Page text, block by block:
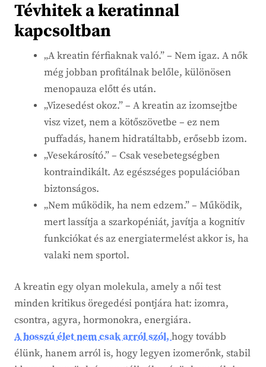
Tévhitek a keratinnal
kapcsoltban
„A kreatin férfiaknak való.” – Nem igaz. A nők
még jobban profitálnak belőle, különösen
menopauza előtt és után.
„Vizesedést okoz.” – A kreatin az izomsejtbe
visz vizet, nem a kötőszövetbe – ez nem
puffadás, hanem hidratáltabb, erősebb izom.
„Vesekárosító.” – Csak vesebetegségben
kontraindikált. Az egészséges populációban
biztonságos.
„Nem működik, ha nem edzem.” – Működik,
mert lassítja a szarkopéniát, javítja a kognitív
funkciókat és az energiatermelést akkor is, ha
valaki nem sportol.
A kreatin egy olyan molekula, amely a női test
minden kritikus öregedési pontjára hat: izomra,
csontra, agyra, hormonokra, energiára.
A hosszú élet nem csak arról szól,hogy tovább
élünk, hanem arról is, hogy legyen izomerőnk, stabil